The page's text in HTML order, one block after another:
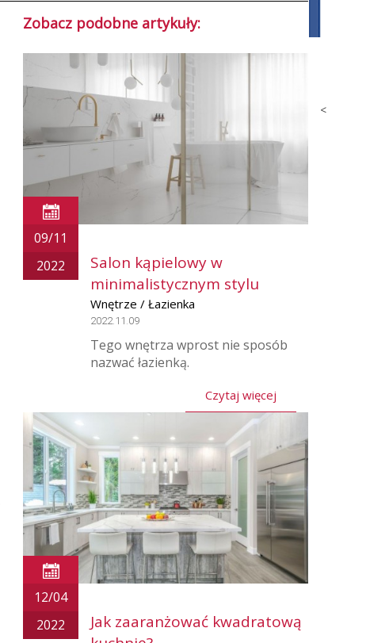
<
Zobacz podobne artykuły:
09/11
2022
Salon kąpielowy w
minimalistycznym stylu
Wnętrze / Łazienka
2022.11.09
Tego wnętrza wprost nie sposób
nazwać łazienką.
Czytaj więcej
12/04
2022
Jak zaaranżować kwadratową